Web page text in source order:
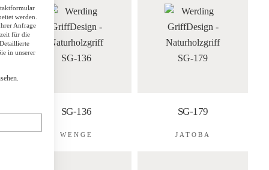
SG-136
WENGE
SG-179
JATOBA
werden.
Anfrage
für die
in unserer